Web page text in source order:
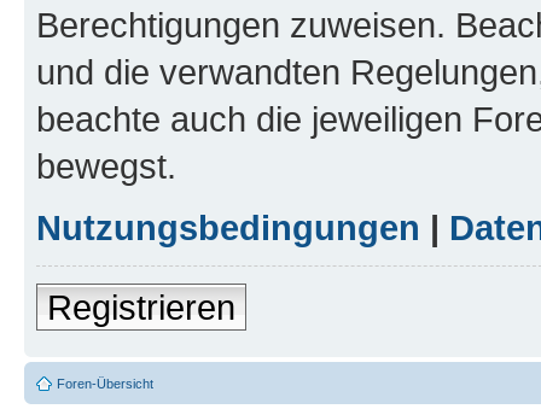
Berechtigungen zuweisen.
und die verwandten
beachte auch die jeweiligen
bewegst.
Nutzungsbedingungen |
Registrieren
Foren-Übersicht